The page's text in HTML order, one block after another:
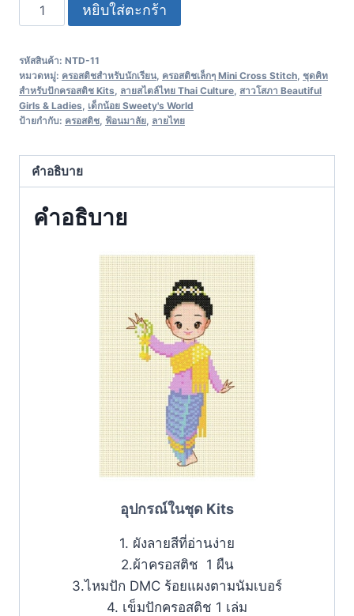
หยิบใส่ตะกร้า
รหัสสินค้า: NTD-11
หมวดหมู่: ครอสติชสำหรับนักเรียน, ครอสติชเล็กๆ Mini Cross Stitch ชุดคิท
สำหรับปักครอสติช Kits ลายสไตล์ไทย Thai Culture สาวโสภา Beautiful
Girls & Ladies เด็กน้อย Sweety's World
ป้ายกำกับ: ครอสติช ฟ้อนมาลัย ลายไทย
คำอธิบาย
คำอธิบาย
อุปกรณ์ในชุด Kits
1. ผังลายสีที่อ่านง่าย
2.ผ้าครอสติช 1 ผืน
3.ไหมปัก DMC ร้อยแผงตามนัมเบอร์
4. เข็มปักครอสติช 1 เล่ม